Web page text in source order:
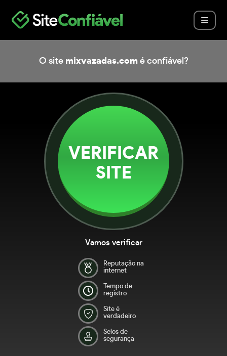
O site mixvazadas.com é confiável?
VERIFICAR
SITE
Vamos verificar
Reputação na
internet
Tempo de
registro
Site é
verdadeiro
Selos de
segurança